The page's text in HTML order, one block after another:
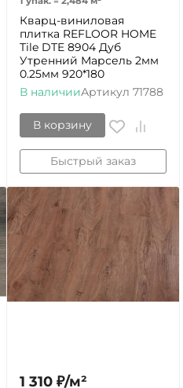
Кварц-виниловая
плитка REFLOOR HOME
Tile DTE 8904 Дуб
Утренний Марсель 2мм
0.25мм 920*180
В наличииАртикул 71788
В корзину
Быстрый заказ
1 310 ₽/м²